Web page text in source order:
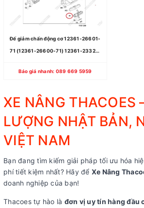
Đế giảm chấn động cơ 12361-26601-
71 (12361-26600-71) 12361-23321-
Báo giá nhanh: 089 669 5959
XE NÂNG THACOES
LƯỢNG NHẬT BẢN,
VIỆT NAM
Bạn đang tìm kiếm giải pháp tối ưu hóa
phí tiết kiệm nhất? Hãy để Xe Nâng
doanh nghiệp của bạn!
Thacoes tự hào là đơn vị uy tín hàng đầu